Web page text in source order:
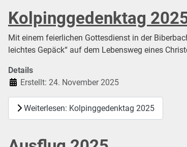
Kolpinggedenktag
Mit einem feierlichen Gottesdienst in der
leichtes Gepäck“ auf dem Lebensweg eines
Details
Erstellt: 24. November 2025
Weiterlesen: Kolpinggedenktag 2025